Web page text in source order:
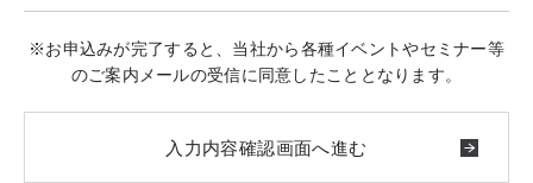
※お申込みが完了すると、当社から各種イベントやセミナー等
のご案内メールの受信に同意したこととなります。